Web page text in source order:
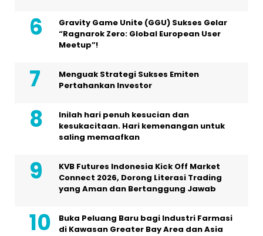
Gravity Game Unite (GGU) Sukses Gelar
“Ragnarok Zero: Global European User
Meetup”!
Menguak Strategi Sukses Emiten
Pertahankan Investor
Inilah hari penuh kesucian dan
kesukacitaan. Hari kemenangan untuk
saling memaafkan
KVB Futures Indonesia Kick Off Market
Connect 2026, Dorong Literasi Trading
yang Aman dan Bertanggung Jawab
Buka Peluang Baru bagi Industri Farmasi
di Kawasan Greater Bay Area dan Asia